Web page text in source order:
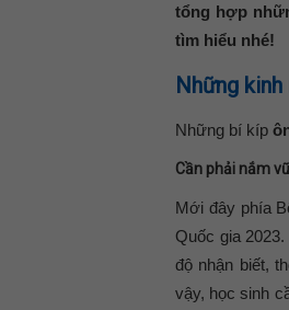
tổng hợp
tìm hiểu nhé!
Những
Những bí kíp
Cần phải nắm
Mới đây phía
Quốc gia
độ nhận biết,
vậy, học sinh